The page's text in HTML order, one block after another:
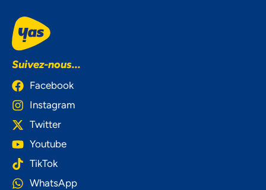
Suivez-nous...
Facebook
Instagram
Twitter
Youtube
TikTok
WhatsApp